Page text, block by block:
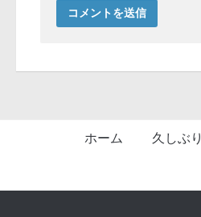
ホーム 久しぶ